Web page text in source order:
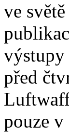
ve
výstupy
před
pouze